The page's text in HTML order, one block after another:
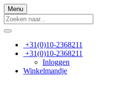
Menu
+31(0)10-2368211
+31(0)10-2368211
Inloggen
Winkelmandje